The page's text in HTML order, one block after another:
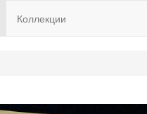
Коллекции